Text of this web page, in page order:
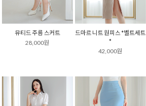
뮤티드 주름 스커트
28,000원
드마르 니트 원피스 *벨트세트
*
42,000원